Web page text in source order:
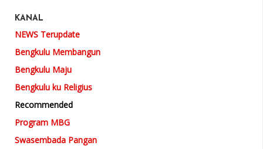
KANAL
NEWS Terupdate
Bengkulu Membangun
Bengkulu Maju
Bengkulu ku Religius
Recommended
Program MBG
Swasembada Pangan